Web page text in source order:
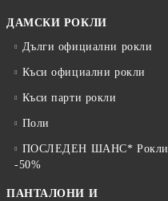
ДАМСКИ РОКЛИ
Дълги официални рокли
Къси официални рокли
Къси парти рокли
Поли
ПОСЛЕДЕН ШАНС* Рокли
-50%
ПАНТАЛОНИ И